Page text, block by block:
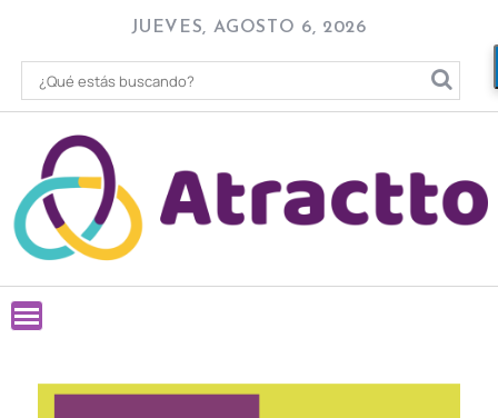
content
JUEVES, AGOSTO 6, 2026